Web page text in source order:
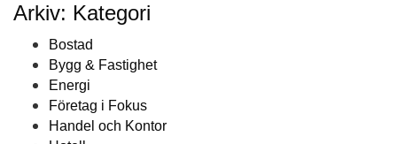
Arkiv: Kategori
Bostad
Bygg & Fastighet
Energi
Företag i Fokus
Handel och Kontor